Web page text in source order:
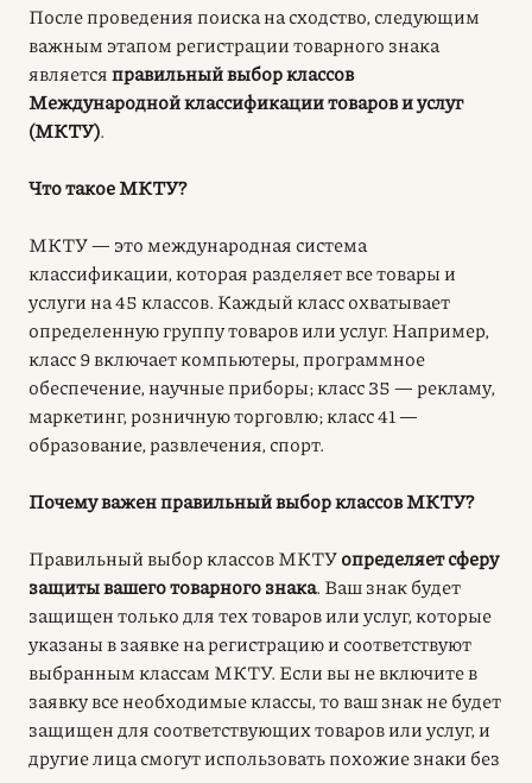
После проведения поиска на сходство, следующим
важным этапом регистрации товарного знака
являетсяправильный выбор классов
Международной классификации товаров и услуг
(МКТУ).
Что такое МКТУ?
МКТУ — это международная система
классификации, которая разделяет все товары и
услуги на 45 классов. Каждый класс охватывает
определенную группу товаров или услуг. Например,
класс 9 включает компьютеры, программное
обеспечение, научные приборы; класс 35 — рекламу,
маркетинг, розничную торговлю; класс 41 —
образование, развлечения, спорт.
Почему важен правильный выбор классов МКТУ?
Правильный выбор классов МКТУопределяет сферу
защиты вашего товарного знака. Ваш знак будет
защищен только для тех товаров или услуг, которые
указаны в заявке на регистрацию и соответствуют
выбранным классам МКТУ. Если вы не включите в
заявку все необходимые классы, то ваш знак не будет
защищен для соответствующих товаров или услуг, и
другие лица смогут использовать похожие знаки без